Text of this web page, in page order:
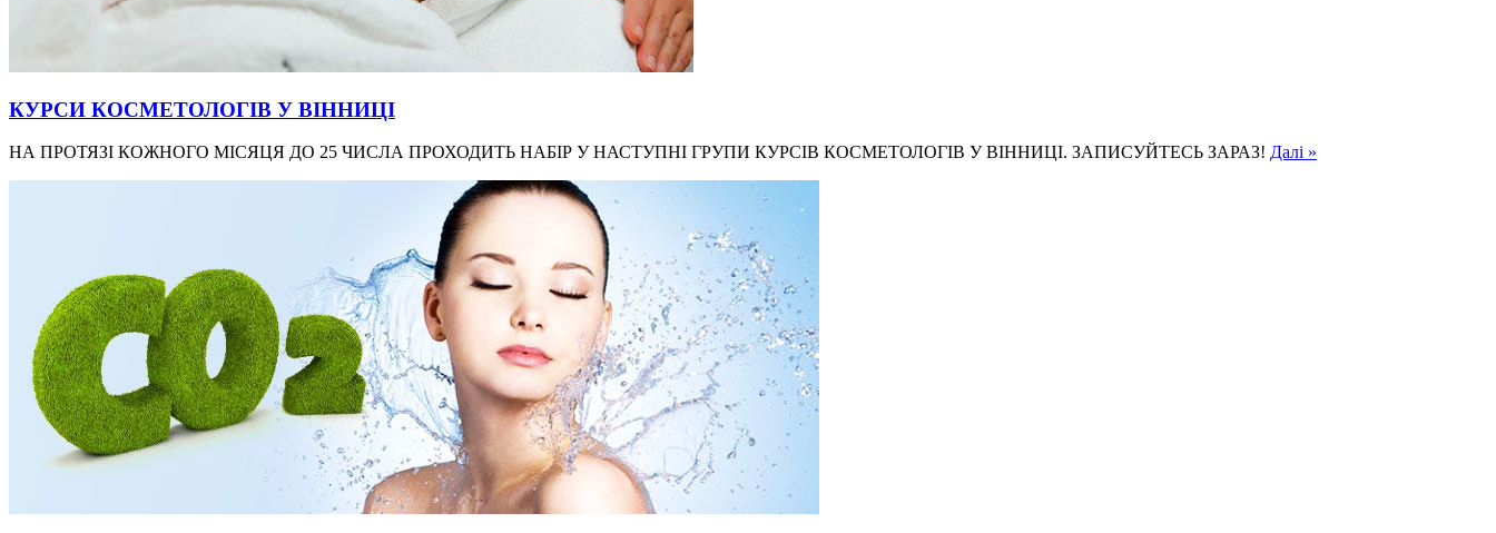
КУРСИ КОСМЕТОЛОГІВ У ВІННИЦІ
НА ПРОТЯЗІ КОЖНОГО МІСЯЦЯ ДО 25 ЧИСЛА ПРОХОДИТЬ НАБІР У НАСТУПНІ ГРУПИ КУРСІВ КОСМЕТОЛОГІВ У ВІННИЦІ. ЗАПИСУЙТЕСЬ ЗАРАЗ! Далі »